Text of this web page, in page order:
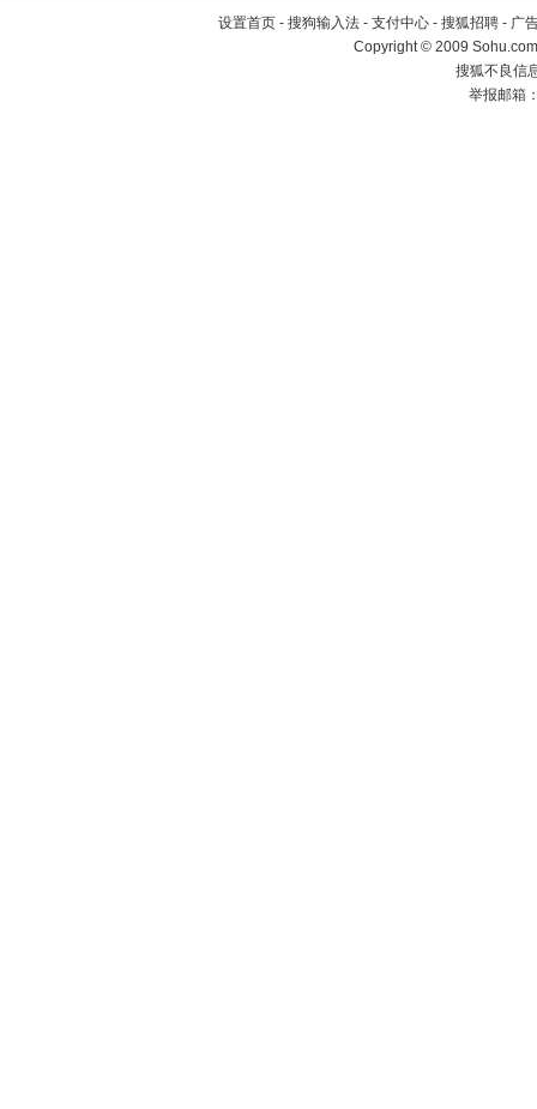
设置首页 - 搜狗输入法 - 支付中心 - 搜狐招聘 - 广
Copyright © 2009
搜狐不良信
举报邮箱